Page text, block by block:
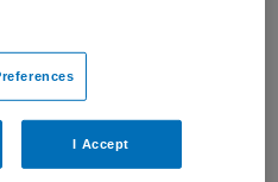
Commissarissen | profiel
I Accept